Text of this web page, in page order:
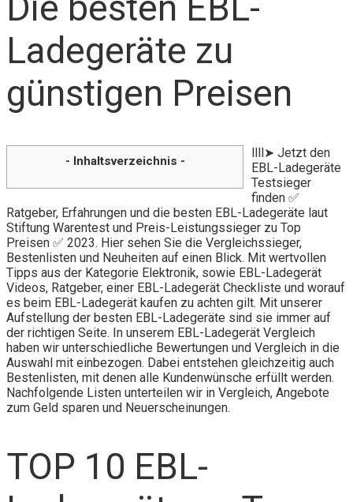
Ladegeräte zu
günstigen Preisen
- Inhaltsverzeichnis -
llll➤ Jetzt den
EBL-Ladegeräte
Testsieger
finden ✅
Ratgeber, Erfahrungen und die besten EBL-Ladegeräte laut
Stiftung Warentest und Preis-Leistungssieger zu Top
Preisen ✅ 2023. Hier sehen Sie die Vergleichssieger,
Bestenlisten und Neuheiten auf einen Blick. Mit wertvollen
Tipps aus der Kategorie Elektronik, sowie EBL-Ladegerät
Videos, Ratgeber, einer EBL-Ladegerät Checkliste und worauf
es beim EBL-Ladegerät kaufen zu achten gilt. Mit unserer
Aufstellung der besten EBL-Ladegeräte sind sie immer auf
der richtigen Seite. In unserem EBL-Ladegerät Vergleich
haben wir unterschiedliche Bewertungen und Vergleich in die
Auswahl mit einbezogen. Dabei entstehen gleichzeitig auch
Bestenlisten, mit denen alle Kundenwünsche erfüllt werden.
Nachfolgende Listen unterteilen wir in Vergleich, Angebote
zum Geld sparen und Neuerscheinungen.
TOP 10 EBL-